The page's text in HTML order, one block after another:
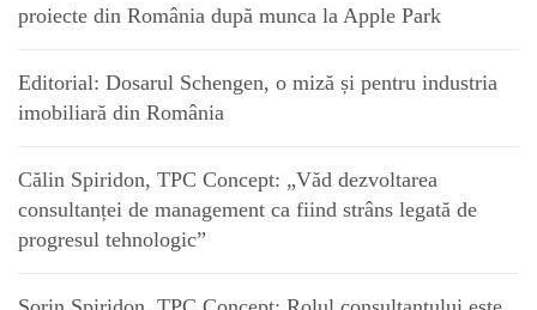
proiecte din România după munca la Apple Park
Editorial: Dosarul Schengen, o miză și pentru industria
imobiliară din România
Călin Spiridon, TPC Concept: „Văd dezvoltarea
consultanței de management ca fiind strâns legată de
progresul tehnologic”